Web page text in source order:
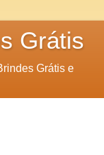
Grátis
Grátis e